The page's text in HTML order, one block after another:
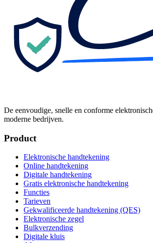
De eenvoudige, snelle en conforme
moderne bedrijven.
Product
Elektronische handtekening
Online handtekening
Digitale handtekening
Gratis elektronische handtekening
Functies
Tarieven
Gekwalificeerde handtekening (QES)
Elektronische zegel
Bulkverzending
Digitale kluis